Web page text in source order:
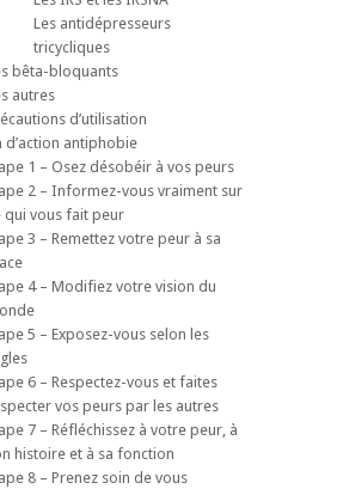
Les antidépresseurs
tricycliques
bêta-bloquants
autres
d’utilisation
d’action antiphobie
1 – Osez désobéir à vos peurs
2 – Informez-vous vraiment sur
qui vous fait peur
3 – Remettez votre peur à sa
4 – Modifiez votre vision du
5 – Exposez-vous selon les
6 – Respectez-vous et faites
vos peurs par les autres
7 – Réfléchissez à votre peur, à
histoire et à sa fonction
8 – Prenez soin de vous